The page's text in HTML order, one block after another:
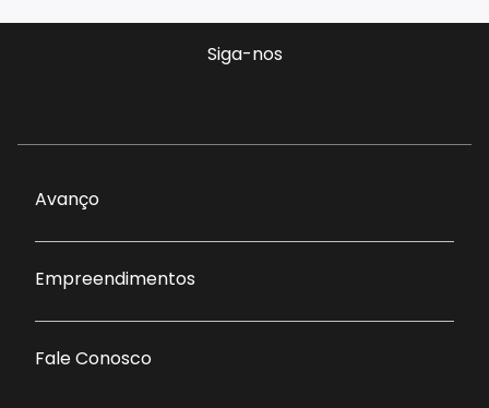
Siga-nos
Avanço
Empreendimentos
Fale Conosco